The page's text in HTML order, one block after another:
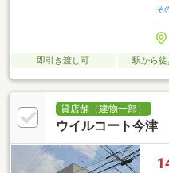
そ
即引き渡し可 駅から
貸店舗（建物一部）
ウイルコート今津